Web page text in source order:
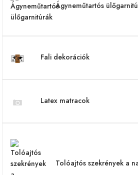
Ágyneműtartós
Fali dekorációk
Latex matracok
Tolóajtós szekrények a